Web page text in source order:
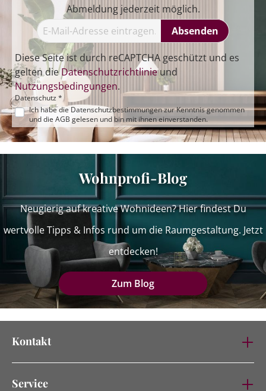
Abmeldung jederzeit möglich.
Absenden
Diese Seite ist durch reCAPTCHA geschützt und es
gelten dieDatenschutzrichtlinieund
Nutzungsbedingungen.
Datenschutz *
Ich habe die Datenschutzbestimmungenzur Kenntnis genommen
und die AGB gelesen und bin mit ihnen einverstanden.
Wohnprofi-Blog
Neugierig auf kreative Wohnideen? Hier findest Du
wertvolle Tipps & Infos rund um die Raumgestaltung. Jetzt
entdecken!
Zum Blog
Kontakt
Service